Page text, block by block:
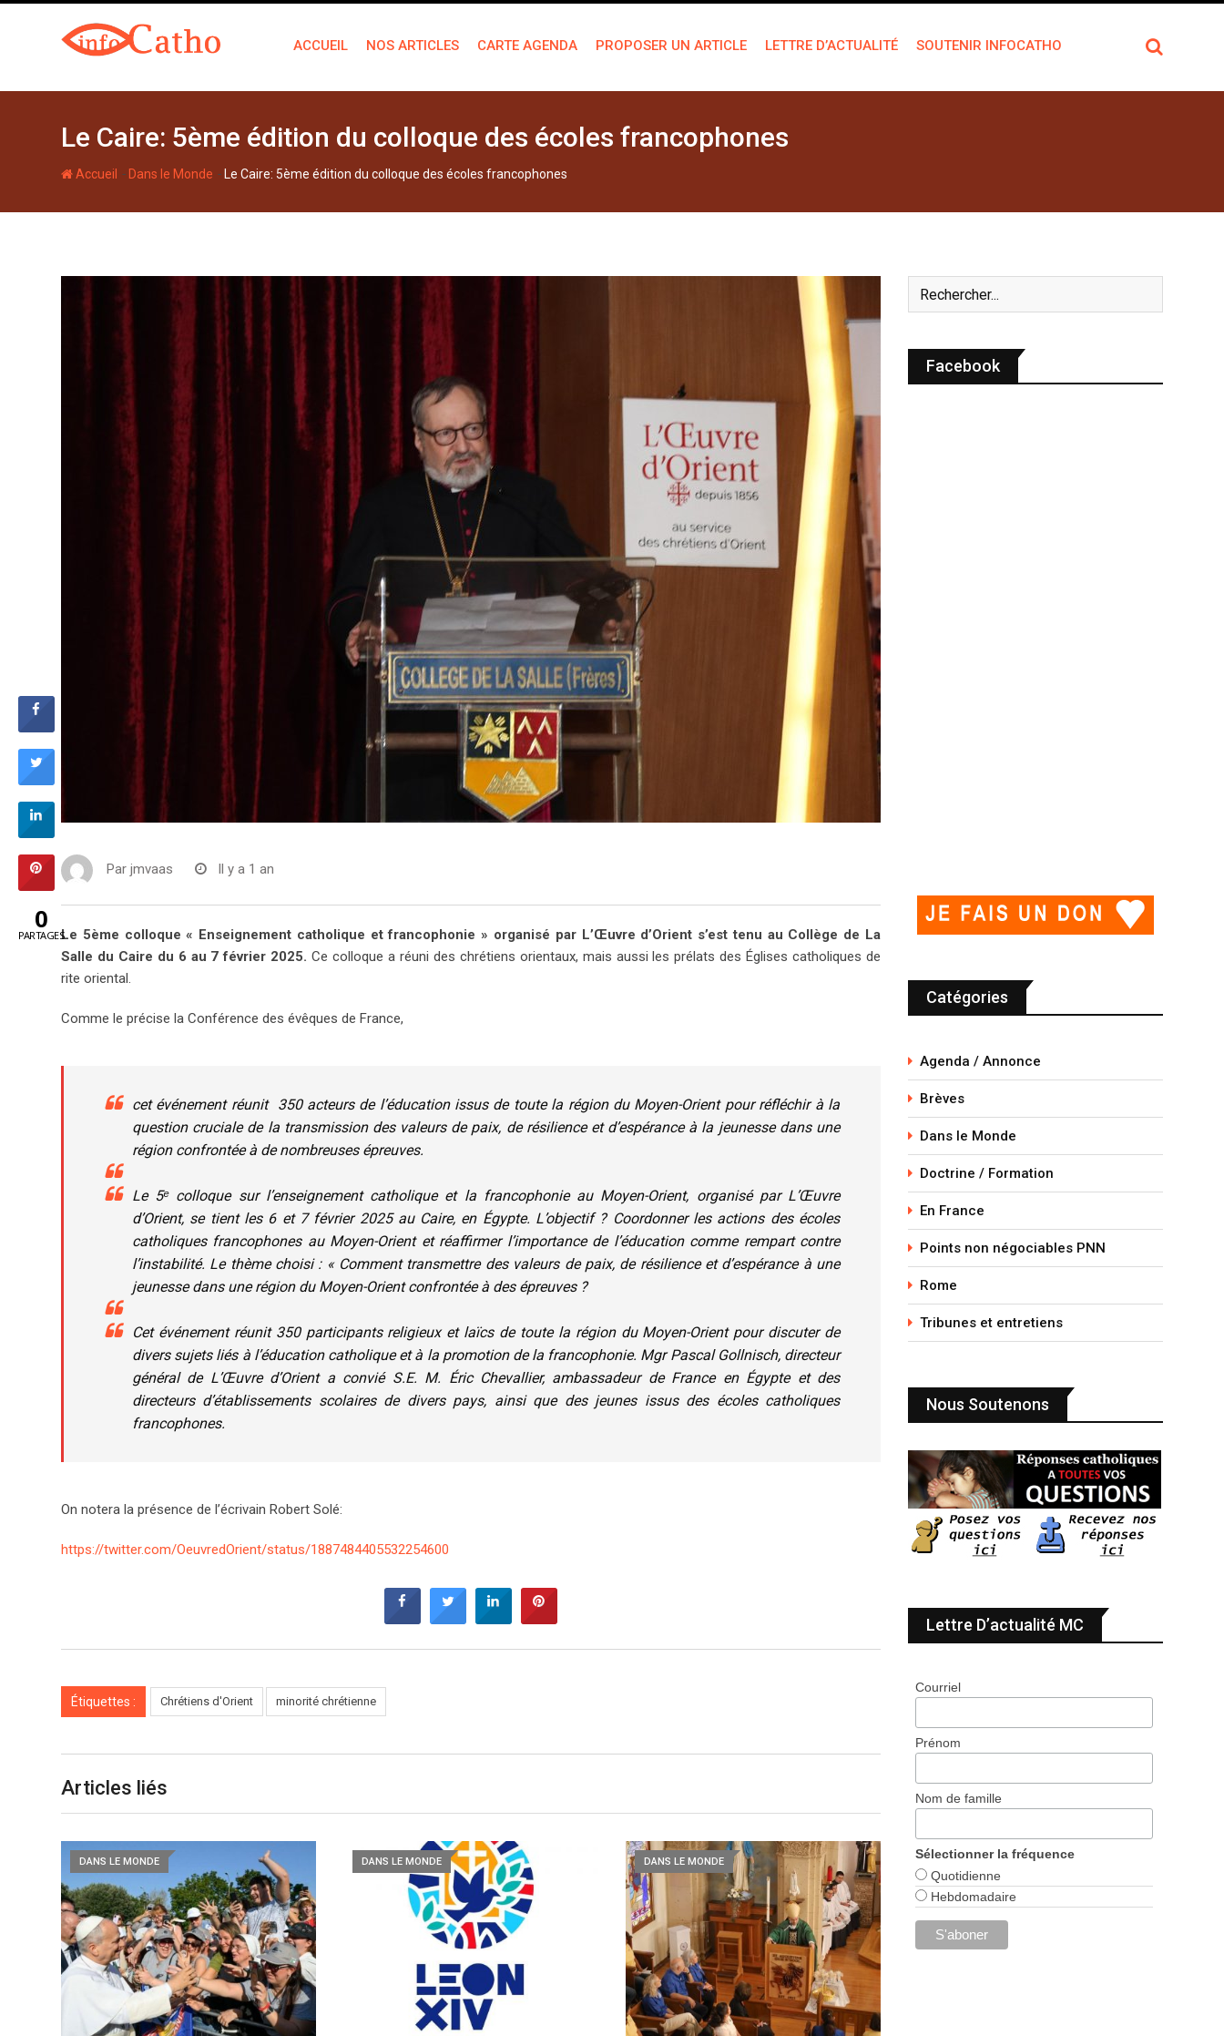
ACCUEIL NOS ARTICLES CARTE AGENDA PROPOSER UN ARTICLE LETTRE D’ACTUALITÉ SOUTENIR INFOCATHO
Le Caire: 5ème édition du colloque des écoles francophones
Accueil - Dans le Monde - Le Caire: 5ème édition du colloque des écoles francophones
Par jmvaas Il y a 1 an
Le 5ème colloque « Enseignement catholique et francophonie » organisé par L’Œuvre d’Orient s’est tenu au Collège de La
Salle du Caire du 6 au 7 février 2025. Ce colloque a réuni des chrétiens orientaux, mais aussi les prélats des Églises catholiques de
rite oriental.
Comme le précise la Conférence des évêques de France,
cet événement réunit 350 acteurs de l’éducation issus de toute la région du Moyen-Orient pour réfléchir à la
question cruciale de la transmission des valeurs de paix, de résilience et d’espérance à la jeunesse dans une
région confrontée à de nombreuses épreuves.
Le 5ᵉ colloque sur l’enseignement catholique et la francophonie au Moyen-Orient, organisé par L’Œuvre
d’Orient, se tient les 6 et 7 février 2025 au Caire, en Égypte. L’objectif ? Coordonner les actions des écoles
catholiques francophones au Moyen-Orient et réaffirmer l’importance de l’éducation comme rempart contre
l’instabilité. Le thème choisi : « Comment transmettre des valeurs de paix, de résilience et d’espérance à une
jeunesse dans une région du Moyen-Orient confrontée à des épreuves ?
Cet événement réunit 350 participants religieux et laïcs de toute la région du Moyen-Orient pour discuter de
divers sujets liés à l’éducation catholique et à la promotion de la francophonie. Mgr Pascal Gollnisch, directeur
général de L’Œuvre d’Orient a convié S.E. M. Éric Chevallier, ambassadeur de France en Égypte et des
directeurs d’établissements scolaires de divers pays, ainsi que des jeunes issus des écoles catholiques
francophones.
On notera la présence de l’écrivain Robert Solé:
https://twitter.com/OeuvredOrient/status/1887484405532254600
Étiquettes : Chrétiens d'Orient minorité chrétienne
Articles liés
DANS LE MONDE DANS LE MONDE DANS LE MONDE
Facebook
Catégories
Agenda / Annonce
Brèves
Dans le Monde
Doctrine / Formation
En France
Points non négociables PNN
Rome
Tribunes et entretiens
Nous Soutenons
Lettre D’actualité MC
Courriel
Prénom
Nom de famille
Sélectionner la fréquence
Quotidienne
Hebdomadaire
0
PARTAGES